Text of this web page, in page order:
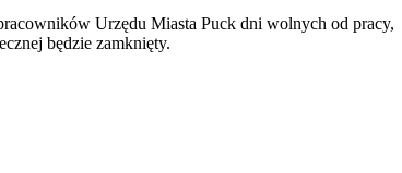
Urzędu Miasta Puck dni wolnych od pracy,
będzie zamknięty.